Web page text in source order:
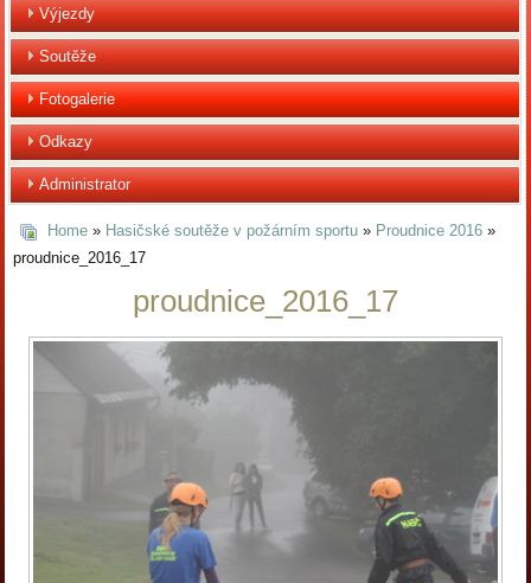
Výjezdy
Soutěže
Fotogalerie
Odkazy
Administrator
Home» Hasičské soutěže v požárním sportu» Proudnice 2016»
proudnice_2016_17
proudnice_2016_17